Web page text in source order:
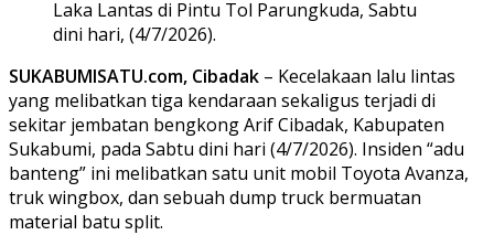
Laka Lantas di Pintu Tol Parungkuda, Sabtu
dini hari, (4/7/2026).
SUKABUMISATU.com, Cibadak – Kecelakaan lalu lintas
yang melibatkan tiga kendaraan sekaligus terjadi di
sekitar jembatan bengkong Arif Cibadak, Kabupaten
Sukabumi, pada Sabtu dini hari (4/7/2026). Insiden “adu
banteng” ini melibatkan satu unit mobil Toyota Avanza,
truk wingbox, dan sebuah dump truck bermuatan
material batu split.